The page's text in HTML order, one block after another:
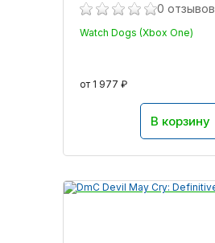
0 отзывов
Watch Dogs (Xbox One)
от 1 977 ₽
В корзину